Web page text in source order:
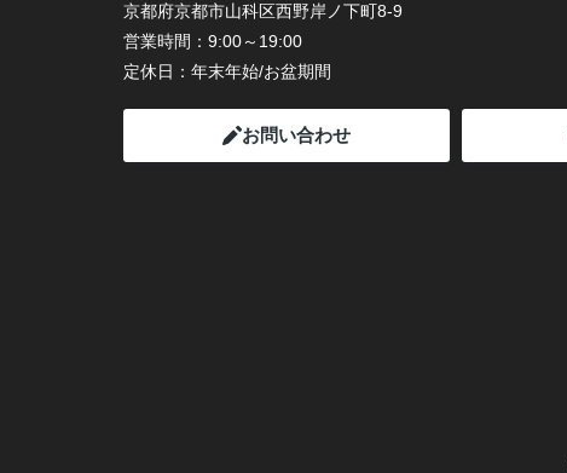
京都府京都市山科区西野岸ノ下町8-9
営業時間： 9:00～19:00
定休日： 年末年始/お盆期間
お問い合わせ